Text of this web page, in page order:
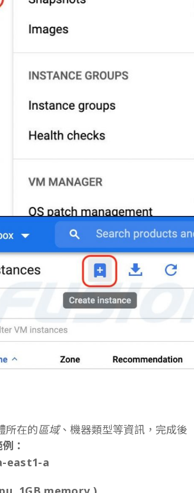
所在的區域、機器類型等資訊，完成後
：
east1-a